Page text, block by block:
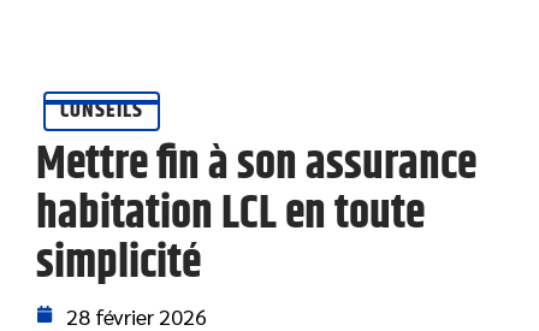
CONSEILS
Mettre fin à son assurance
habitation LCL en toute
simplicité
28 février 2026